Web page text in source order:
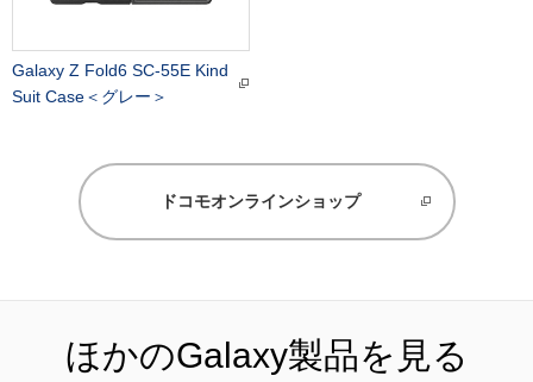
Galaxy Z Fold6 SC-55E Kind
Suit Case＜グレー＞
ドコモオンラインショップ
ほかのGalaxy製品を見る